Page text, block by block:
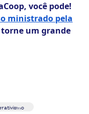
você pode!
ministrado pela
torne um grande